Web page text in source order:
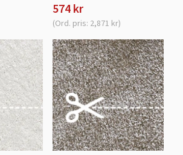
574 kr
(Ord. pris: 2,871 kr)